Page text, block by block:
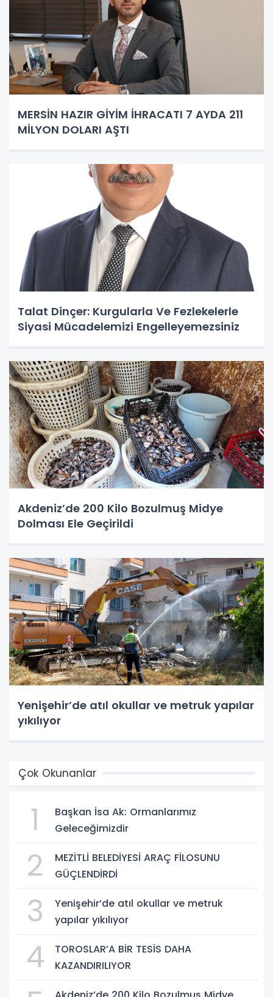
MERSİN HAZIR GİYİM İHRACATI 7 AYDA 211
MİLYON DOLARI AŞTI
Talat Dinçer: Kurgularla Ve Fezlekelerle
Siyasi Mücadelemizi Engelleyemezsiniz
Akdeniz’de 200 Kilo Bozulmuş Midye
Dolması Ele Geçirildi
Yenişehir’de atıl okullar ve metruk yapılar
yıkılıyor
Çok Okunanlar
1
Başkan İsa Ak: Ormanlarımız
Geleceğimizdir
2
MEZİTLİ BELEDİYESİ ARAÇ FİLOSUNU
GÜÇLENDİRDİ
3
Yenişehir’de atıl okullar ve metruk
yapılar yıkılıyor
4
TOROSLAR’A BİR TESİS DAHA
KAZANDIRILIYOR